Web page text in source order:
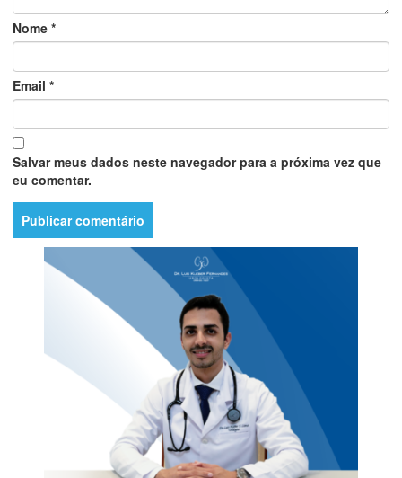
Nome *
Email *
Salvar meus dados neste navegador para a próxima vez que
eu comentar.